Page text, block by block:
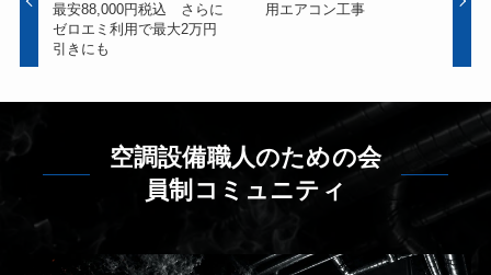
最安88,000円税込 さらに
ゼロエミ利用で最大2万円
引きにも
用エアコン工事
空調設備職人のための会
員制コミュニティ